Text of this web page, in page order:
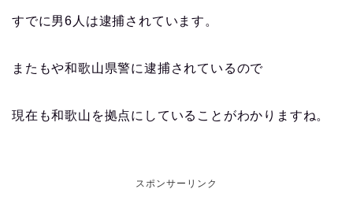
すでに男6人は逮捕されています。
またもや和歌山県警に逮捕されているので
現在も和歌山を拠点にしていることがわかりますね。
スポンサーリンク